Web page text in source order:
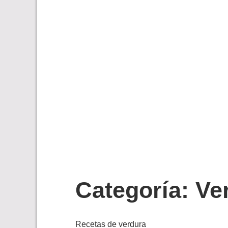
Categoría:
Recetas de verdura